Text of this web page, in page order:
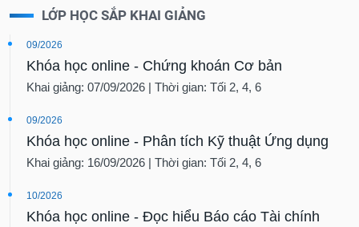
LỚP HỌC SẮP KHAI GIẢNG
09/2026
Khóa học online - Chứng khoán Cơ bản
Khai giảng: 07/09/2026 | Thời gian: Tối 2, 4, 6
09/2026
Khóa học online - Phân tích Kỹ thuật Ứng dụng
Khai giảng: 16/09/2026 | Thời gian: Tối 2, 4, 6
10/2026
Khóa học online - Đọc hiểu Báo cáo Tài chính